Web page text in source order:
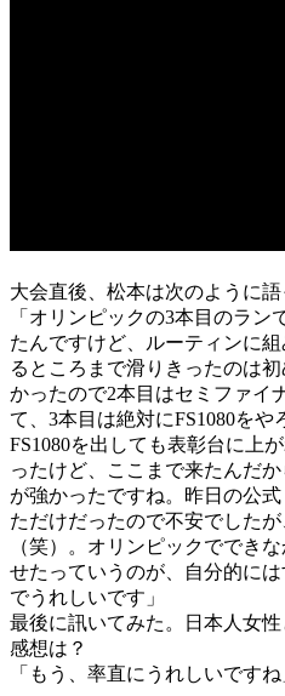
大会直後、松本は次のように語
「オリンピックの3本目のラン
たんですけど、ルーティンに
るところまで滑りきったのは
かったので2本目はセミファイ
て、3本目は絶対にFS1080をや
FS1080を出しても表彰台に上
ったけど、ここまで来たんだ
が強かったですね。昨日の公
ただけだったので不安でした
（笑）。オリンピックででき
せたっていうのが、自分的に
でうれしいです」
最後に訊いてみた。日本人女
感想は？
「もう、率直にうれしいですね